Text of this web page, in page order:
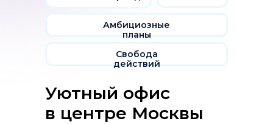
Свобода
действий
Амбициозные
планы
Уютный офис
в центре Москвы